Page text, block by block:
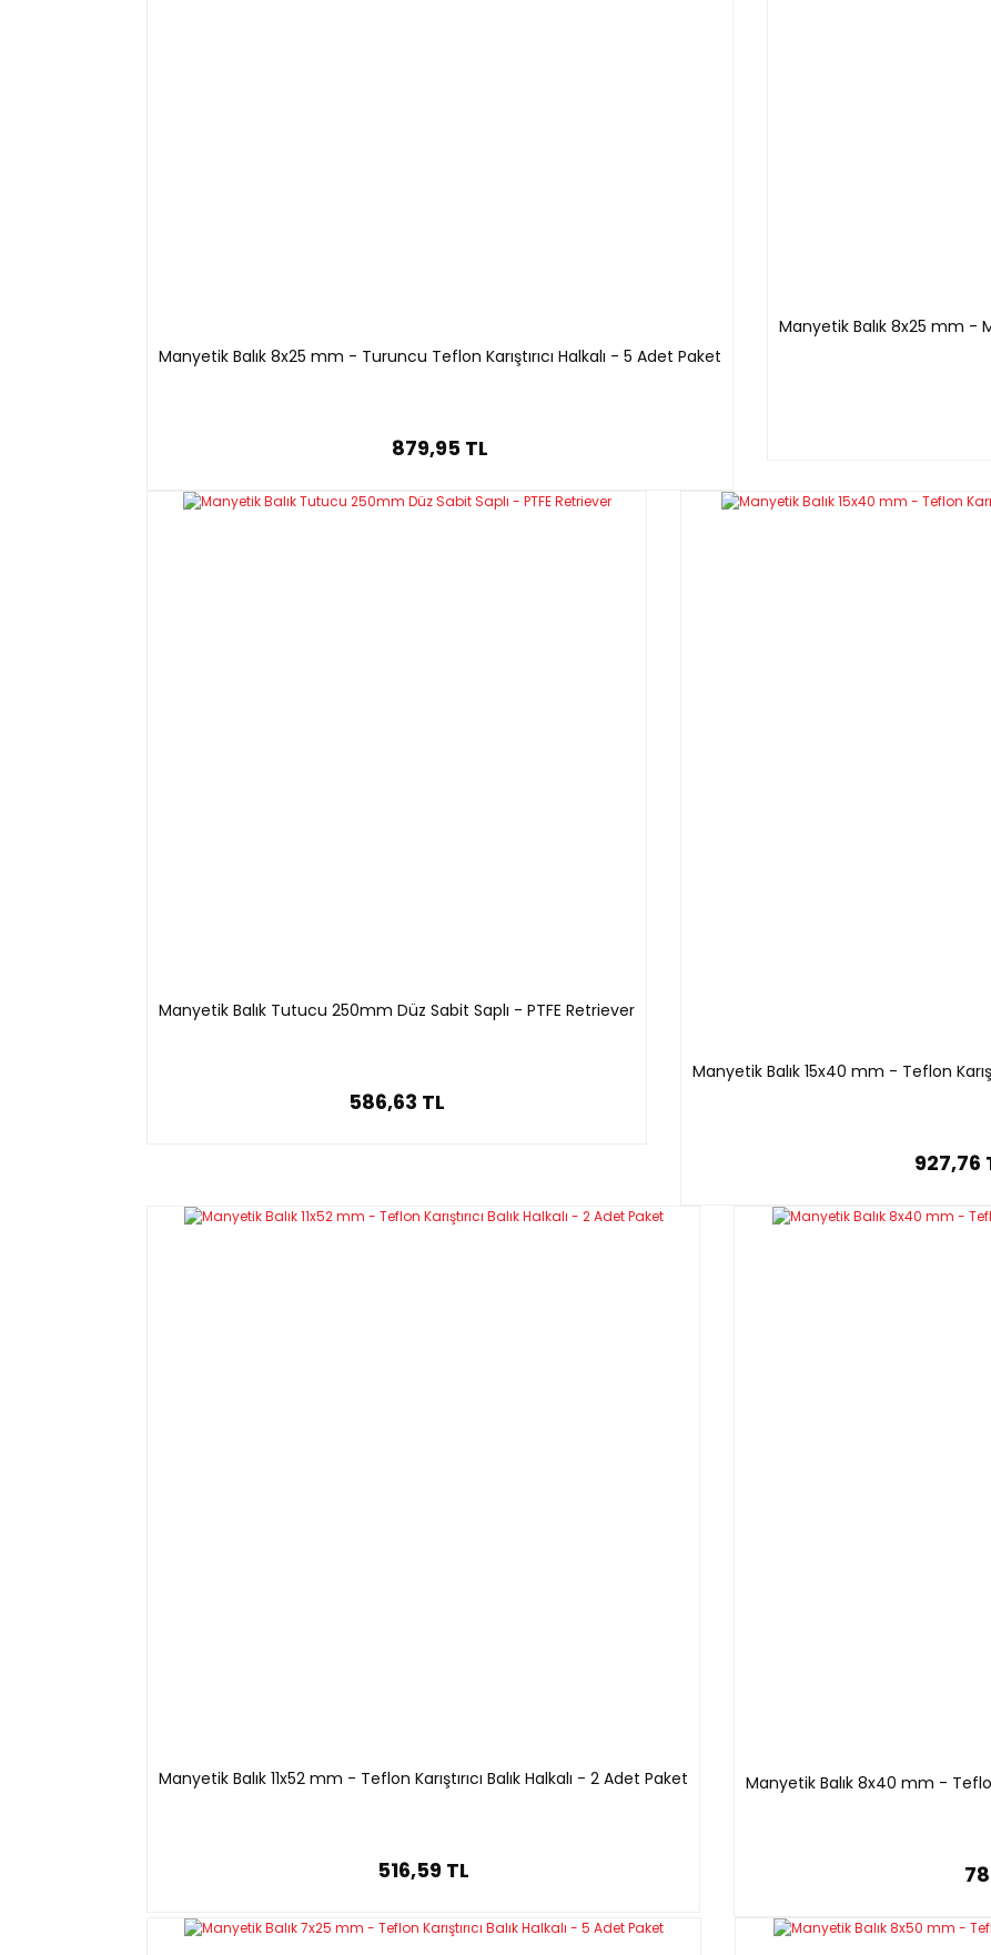
Manyetik Balık 8x25 mm - Turuncu Teflon Karıştırıcı Halkalı - 5 Adet Paket
879,95 TL
Manyetik Balık 8x25 mm -
Manyetik Balık Tutucu 250mm Düz Sabit Saplı - PTFE Retriever
586,63 TL
Manyetik Balık 15x40 mm - Teflon
927,76
Manyetik Balık 11x52 mm - Teflon Karıştırıcı Balık Halkalı - 2 Adet Paket
516,59 TL
Manyetik Balık 8x40 mm - Teflon